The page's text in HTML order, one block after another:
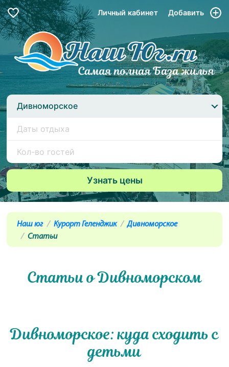
Личный кабинет Добавить
Дивноморское
Наш юг Курорт Геленджик
Дивноморское
Статьи
Статьи о Дивноморском
Дивноморское: куда сходить с
детьми